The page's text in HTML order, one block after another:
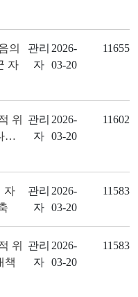
의
자
관리
자
2026-
03-20
11655
위
…
관리
자
2026-
03-20
11602
자
관리
자
2026-
03-20
11583
위
책
관리
자
2026-
03-20
11583